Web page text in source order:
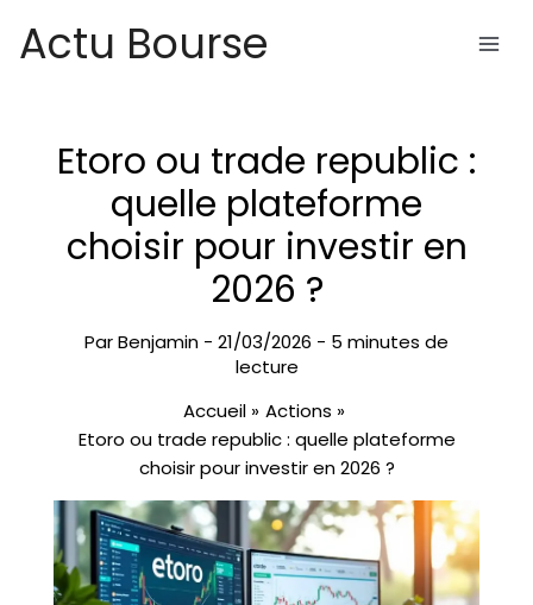
Actu Bourse
Etoro ou trade republic :
quelle plateforme
choisir pour investir en
2026 ?
ParBenjamin - 21/03/2026 - 5 minutes de
lecture
Accueil
Actions
Etoro ou trade republic : quelle plateforme
choisir pour investir en 2026 ?